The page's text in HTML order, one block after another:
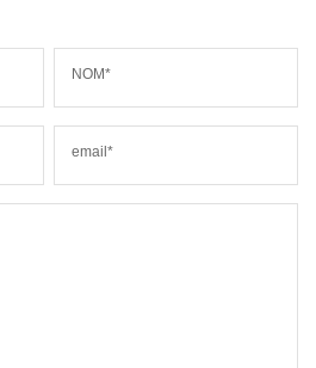
NOM*
email*